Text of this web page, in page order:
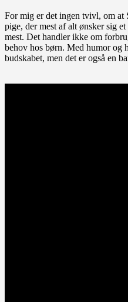
For mig er det ingen tvivl, om at
pige, der mest af alt ønsker sig
mest. Det handler ikke om
behov hos børn. Med humor og
budskabet, men det er også en